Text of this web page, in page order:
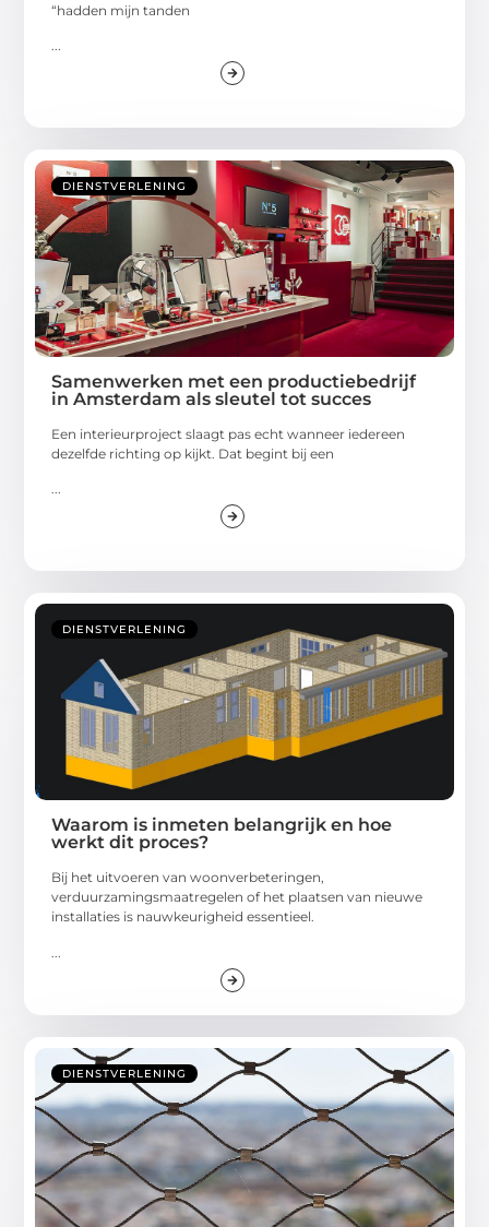
“hadden mijn tanden
...
DIENSTVERLENING
Samenwerken met een productiebedrijf
in Amsterdam als sleutel tot succes
Een interieurproject slaagt pas echt wanneer iedereen
dezelfde richting op kijkt. Dat begint bij een
...
DIENSTVERLENING
Waarom is inmeten belangrijk en hoe
werkt dit proces?
Bij het uitvoeren van woonverbeteringen,
verduurzamingsmaatregelen of het plaatsen van nieuwe
installaties is nauwkeurigheid essentieel.
DIENSTVERLENING